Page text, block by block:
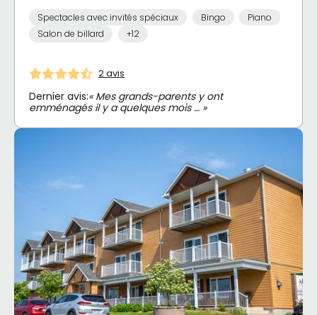
Spectacles avec invités spéciaux Bingo
Piano
Salon de billard
+12
2 avis
Dernier avis:« Mes grands-parents y ont
emménagés il y a quelques mois … »